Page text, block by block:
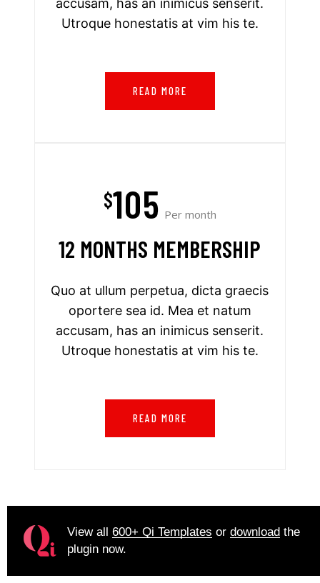
View all 600+ Qi Templates or download the
plugin now.
Utroque honestatis at vim his te.
READ MORE
$105 Per month
12 MONTHS MEMBERSHIP
Quo at ullum perpetua, dicta graecis
oportere sea id. Mea et natum
accusam, has an inimicus senserit.
Utroque honestatis at vim his te.
READ MORE